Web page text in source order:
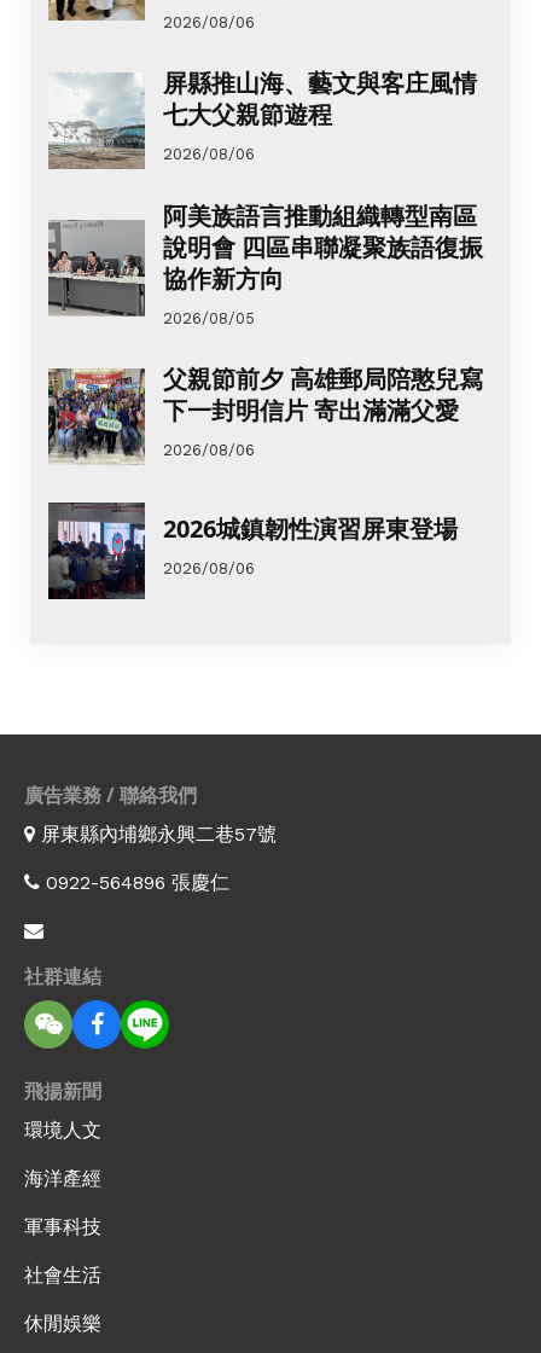
2026/08/06
屏縣推山海、藝文與客庄風情
七大父親節遊程
2026/08/06
阿美族語言推動組織轉型南區
說明會 四區串聯凝聚族語復振
協作新方向
2026/08/05
父親節前夕 高雄郵局陪憨兒寫
下一封明信片 寄出滿滿父愛
2026/08/06
2026城鎮韌性演習屏東登場
2026/08/06
廣告業務 / 聯絡我們
屏東縣內埔鄉永興二巷57號
0922-564896 張慶仁
社群連結
飛揚新聞
環境人文
海洋產經
軍事科技
社會生活
休閒娛樂